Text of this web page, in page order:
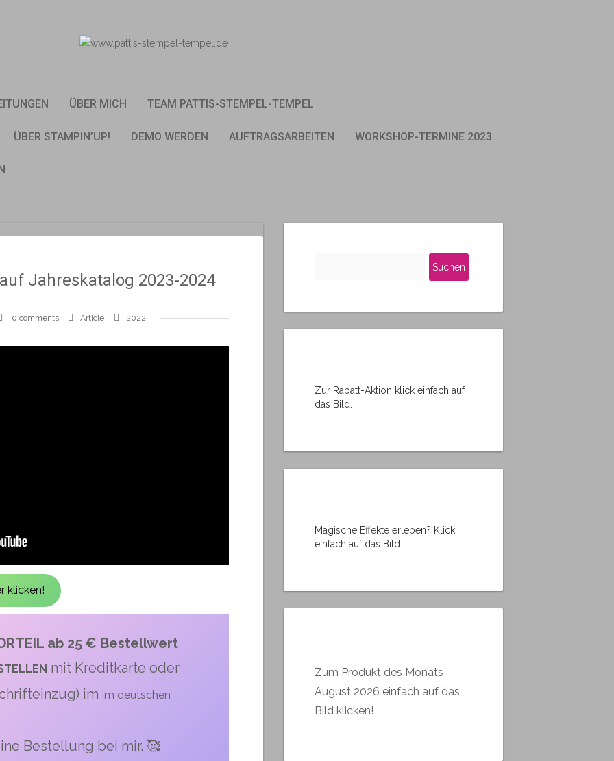
ÜBER MICH TEAM PATTIS-STEMPEL-TEMPEL
ÜBER STAMPIN’UP! DEMO WERDEN AUFTRAGSARBEITEN WORKSHOP-TERMINE 2023
Jahreskatalog 2023-2024
0 comments Article 2022
klicken!
ab 25 € Bestellwert
mit Kreditkarte oder
im im deutschen
Bestellung bei mir. 🥰
Zur Rabatt-Aktion klick einfach auf
das Bild.
Magische Effekte erleben? Klick
einfach auf das Bild.
Zum Produkt des Monats
August 2026 einfach auf das
Bild klicken!